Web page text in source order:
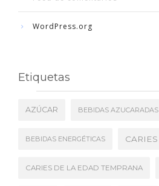
WordPress.org
Etiquetas
AZÚCAR BEBIDAS AZUCARADAS
BEBIDAS ENERGÉTICAS CARIES
CARIES DE LA EDAD TEMPRANA